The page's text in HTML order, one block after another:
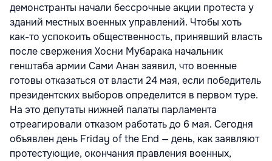
демонстранты начали бессрочные акции протеста у
зданий местных военных управлений. Чтобы хоть
как-то успокоить общественность, принявший власть
после свержения Хосни Мубарака начальник
генштаба армии Сами Анан заявил, что военные
готовы отказаться от власти 24 мая, если победитель
президентских выборов определится в первом туре.
На это депутаты нижней палаты парламента
отреагировали отказом работать до 6 мая. Сегодня
объявлен день Friday of the End — день, как заявляют
протестующие, окончания правления военных,